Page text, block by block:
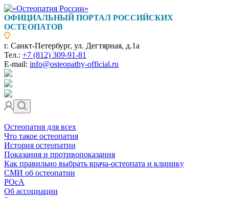
ОФИЦИАЛЬНЫЙ ПОРТАЛ РОССИЙСКИХ
ОСТЕОПАТОВ
г. Санкт-Петербург, ул. Дегтярная, д.1а
Тел.: +7 (812) 309-91-81
E-mail: info@osteopathy-official.ru
Остеопатия для всех
Что такое остеопатия
История остеопатии
Показания и противопоказания
Как правильно выбрать врача-остеопата и клинику
СМИ об остеопатии
РОсА
Об ассоциации